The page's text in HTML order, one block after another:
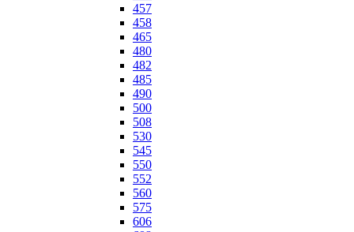
457
458
465
480
482
485
490
500
508
530
545
550
552
560
575
606